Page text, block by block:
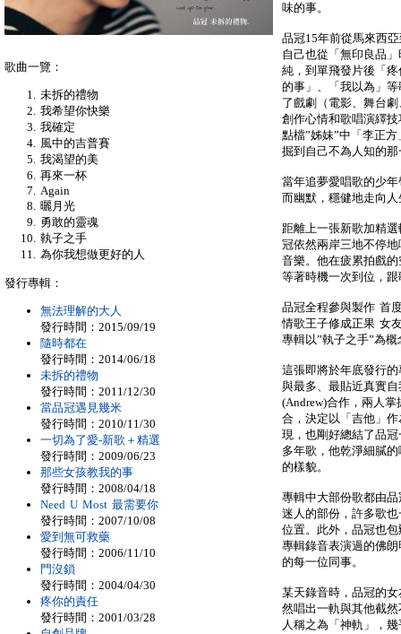
味的事。
品冠15年前從馬來西
自己也從「無印良品
純，到單飛發片後「
的事」、「我以為」
了戲劇（電影、舞台
創作心情和歌唱演繹
點檔”姊妹”中「李正
掘到自己不為人知的
當年追夢愛唱歌的少
而幽默，穩健地走向
距離上一張新歌加精
冠依然兩岸三地不停
音樂。他在疲累拍戲
等著時機一次到位，
品冠全程參與製作 首
情歌王子修成正果 女
專輯以”執子之手”為
這張即將於年底發行
與最多、最貼近真實
(Andrew)合作，兩人
合，決定以「吉他」
現，也剛好總結了品
多年歌，他乾淨細膩
的樣貌。
專輯中大部份歌都由
迷人的部份，許多歌
位置。此外，品冠也
專輯錄音表演過的佛
的每一位同事。
某天錄音時，品冠的
然唱出一軌與其他截
人稱之為「神軌」，
歌曲一覽：
未拆的禮物
我希望你快樂
我確定
風中的吉普賽
我渴望的美
再來一杯
Again
曬月光
勇敢的靈魂
執子之手
為你我想做更好的人
發行專輯：
無法理解的大人
發行時間：2015/09/19
隨時都在
發行時間：2014/06/18
未拆的禮物
發行時間：2011/12/30
當品冠遇見幾米
發行時間：2010/11/30
一切為了愛-新歌＋精選
發行時間：2009/06/23
那些女孩教我的事
發行時間：2008/04/18
Need U Most 最需要你
發行時間：2007/10/08
愛到無可救藥
發行時間：2006/11/10
門沒鎖
發行時間：2004/04/30
疼你的責任
發行時間：2001/03/28